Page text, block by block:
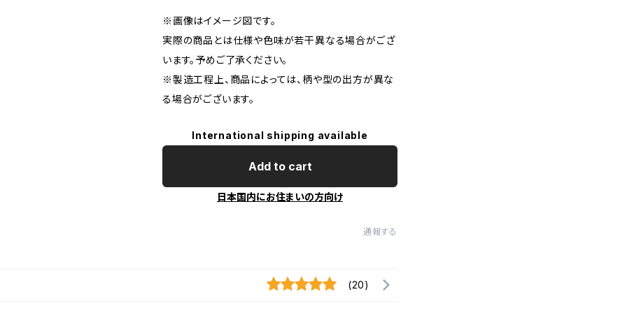
※画像はイメージ図です。
実際の商品とは仕様や色味が若干異なる場合がござ
います。予めご了承ください。
※製造工程上、商品によっては、柄や型の出方が異な
る場合がございます。
International shipping available
Add to cart
日本国内にお住まいの方向け
通報する
(20)